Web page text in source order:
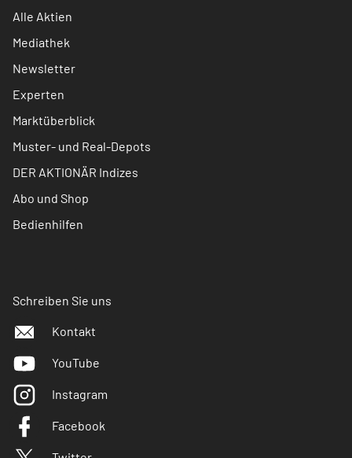
Alle Aktien
Mediathek
Newsletter
Experten
Marktüberblick
Muster- und Real-Depots
DER AKTIONÄR Indizes
Abo und Shop
Bedienhilfen
Schreiben Sie uns
Kontakt
YouTube
Instagram
Facebook